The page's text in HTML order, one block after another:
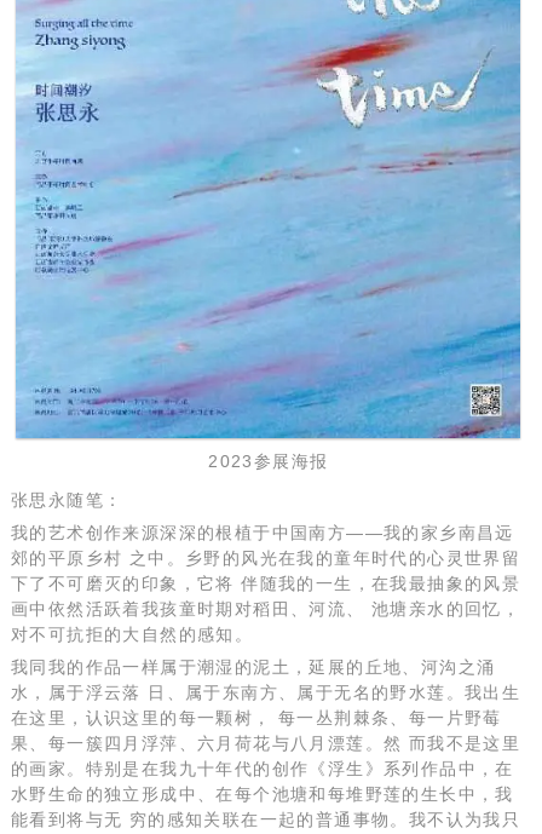
2023参展海报
张思永随笔：
我的艺术创作来源深深的根植于中国南方——我的家乡南昌远
郊的平原乡村 之中。乡野的风光在我的童年时代的心灵世界留
下了不可磨灭的印象，它将 伴随我的一生，在我最抽象的风景
画中依然活跃着我孩童时期对稻田、河流、 池塘亲水的回忆，
对不可抗拒的大自然的感知。
我同我的作品一样属于潮湿的泥土，延展的丘地、河沟之涌
水，属于浮云落 日、属于东南方、属于无名的野水莲。我出生
在这里，认识这里的每一颗树， 每一丛荆棘条、每一片野莓
果、每一簇四月浮萍、六月荷花与八月漂莲。然 而我不是这里
的画家。特别是在我九十年代的创作《浮生》系列作品中，在
水野生命的独立形成中、在每个池塘和每堆野莲的生长中，我
能看到将与无 穷的感知关联在一起的普通事物。我不认为我只